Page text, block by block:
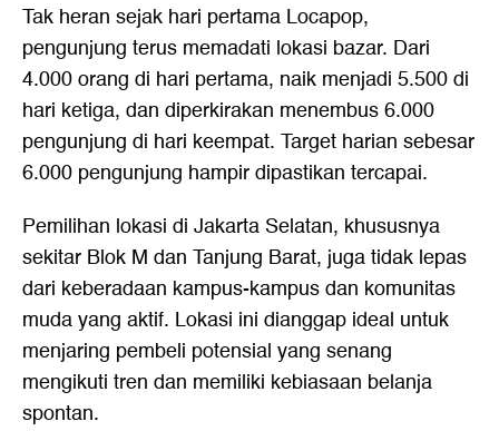
Tak heran sejak hari pertama Locapop,
pengunjung terus memadati lokasi bazar. Dari
4.000 orang di hari pertama, naik menjadi 5.500 di
hari ketiga, dan diperkirakan menembus 6.000
pengunjung di hari keempat. Target harian sebesar
6.000 pengunjung hampir dipastikan tercapai.
Pemilihan lokasi di Jakarta Selatan, khususnya
sekitar Blok M dan Tanjung Barat, juga tidak lepas
dari keberadaan kampus-kampus dan komunitas
muda yang aktif. Lokasi ini dianggap ideal untuk
menjaring pembeli potensial yang senang
mengikuti tren dan memiliki kebiasaan belanja
spontan.